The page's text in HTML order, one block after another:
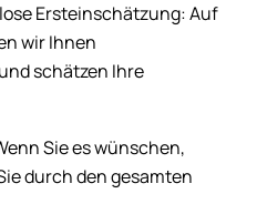
Ersteinschätzung: Auf
wir Ihnen
schätzen Ihre
Sie es wünschen,
durch den gesamten